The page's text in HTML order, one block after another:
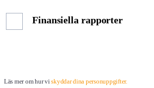
Finansiella rapporter
Läs mer om hur viskyddar dina personuppgifter.